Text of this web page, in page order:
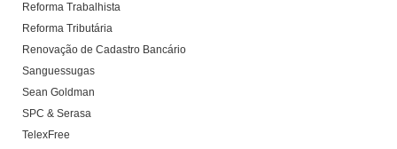
Reforma Trabalhista
Reforma Tributária
Renovação de Cadastro Bancário
Sanguessugas
Sean Goldman
SPC & Serasa
TelexFree